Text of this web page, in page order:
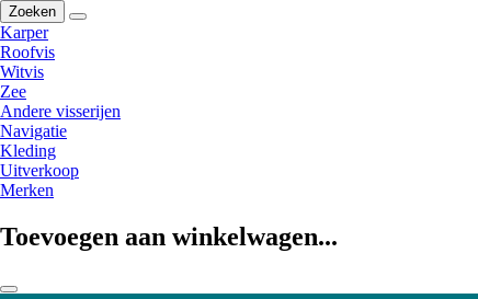
Zoeken
Karper
Roofvis
Witvis
Zee
Andere visserijen
Navigatie
Kleding
Uitverkoop
Merken
Toevoegen aan winkelwagen...